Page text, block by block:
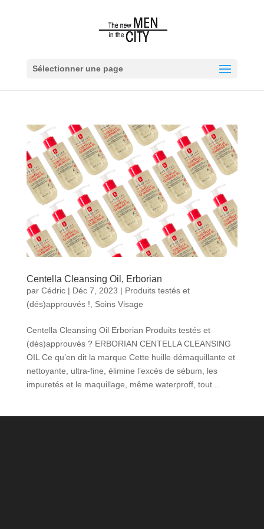
Sélectionner une page
Centella Cleansing Oil, Erborian
par Cédric| Déc 7, 2023 | Produits testés et
(dés)approuvés !
Soins Visage
Centella Cleansing Oil Erborian Produits testés et
(dés)approuvés ? ERBORIAN CENTELLA CLEANSING
OIL Ce qu’en dit la marque Cette huille démaquillante et
nettoyante, ultra-fine, élimine l’excès de sébum, les
impuretés et le maquillage, même waterproff, tout...